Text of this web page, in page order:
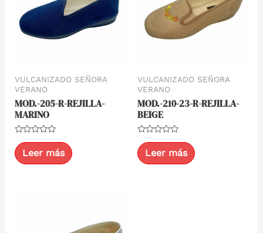
VULCANIZADO SEÑORA
VERANO
MOD.-205-R-REJILLA-
MARINO
Valorado
con
0
de
Leer más
VULCANIZADO SEÑORA
VERANO
MOD.-210-23-R-REJILLA-
BEIGE
Valorado
con
0
de
Leer más